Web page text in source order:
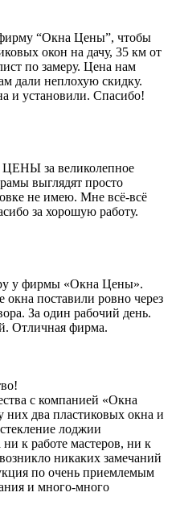
“Окна Цены”, чтобы
окон на дачу, 35 км от
по замеру. Цена нам
дали неплохую скидку.
и установили. Спасибо!
за великолепное
выглядят просто
не имею. Мне всё-всё
за хорошую работу.
у фирмы «Окна Цены».
окна поставили ровно через
За один рабочий день.
Отличная фирма.
с компанией «Окна
них два пластиковых окна и
лоджии
к работе мастеров, ни к
никаких замечаний
по очень приемлемым
и много-много